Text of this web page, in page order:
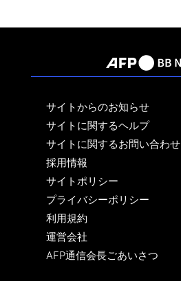
サイトからのお知らせ
サイトに関するヘルプ
サイトに関するお問い合わせ
採用情報
サイトポリシー
プライバシーポリシー
利用規約
運営会社
AFP通信会長ごあいさつ